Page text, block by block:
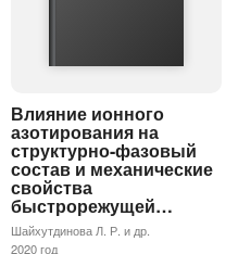
Влияние ионного
азотирования на
структурно-фазовый
состав и механические
свойства
быстрорежущей…
Шайхутдинова Л. Р. и др.
2020 год